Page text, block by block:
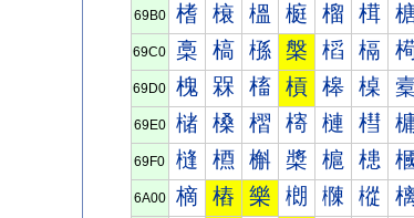
69B0 榰 榱 榲 榳 榴 榵
69C0 槀 槁 槂 槃 槄 槅
69D0 槐 槑 槒 槓 槔 槕
69E0 槠 槡 槢 槣 槤 槥
69F0 槰 槱 槲 槳 槴 槵 槶
6A00 樀 樁 樂 樃 樄 樅